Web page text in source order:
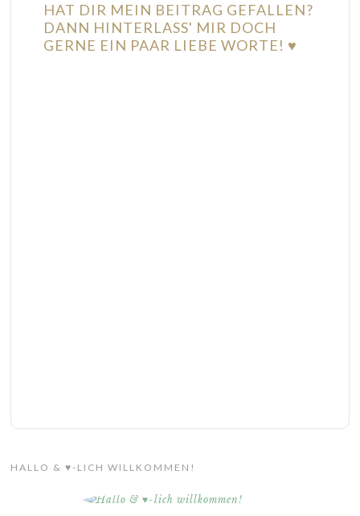
HAT DIR MEIN BEITRAG GEFALLEN?
DANN HINTERLASS' MIR DOCH
GERNE EIN PAAR LIEBE WORTE! ♥
HALLO & ♥-LICH WILLKOMMEN!